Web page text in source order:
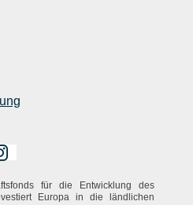
für die Entwicklung des
Europa in die ländlichen